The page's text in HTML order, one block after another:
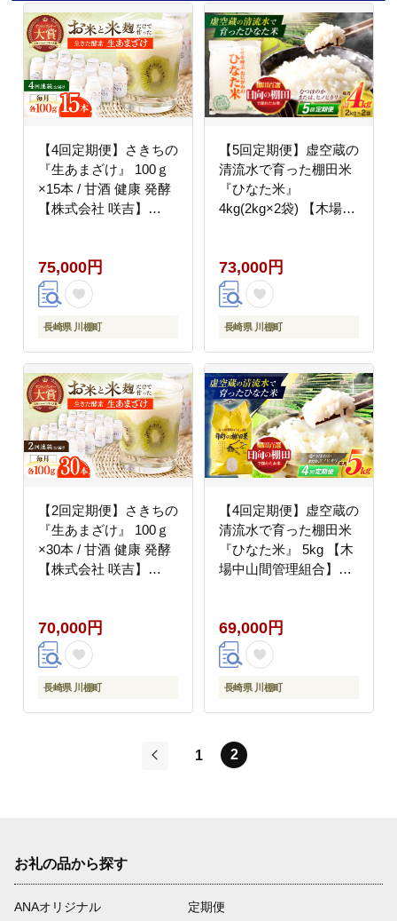
【4回定期便】さきちの
『生あまざけ』 100ｇ
×15本 / 甘酒 健康 発酵
【株式会社 咲吉】
75,000円
長崎県 川棚町
【5回定期便】虚空蔵の
清流水で育った棚田米
『ひなた米』
4kg(2kg×2袋) 【木場中
73,000円
長崎県 川棚町
【2回定期便】さきちの
『生あまざけ』 100ｇ
×30本 / 甘酒 健康 発酵
【株式会社 咲吉】
70,000円
長崎県 川棚町
【4回定期便】虚空蔵の
清流水で育った棚田米
『ひなた米』 5kg 【木
場中山間管理組合】
69,000円
長崎県 川棚町
1 2
お礼の品から探す
ANAオリジナル
定期便